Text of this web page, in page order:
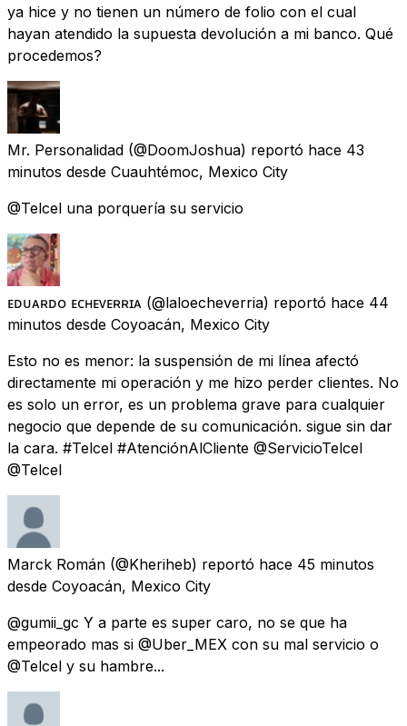
ya hice y no tienen un número de folio con el cual
hayan atendido la supuesta devolución a mi banco. Qué
procedemos?
Mr. Personalidad (@DoomJoshua) reportó hace 43
minutos desde Cuauhtémoc, Mexico City
@Telcel una porquería su servicio
ᴇᴅᴜᴀʀᴅᴏ ᴇᴄʜᴇᴠᴇʀʀɪᴀ (@laloecheverria) reportó hace 44
minutos desde Coyoacán, Mexico City
Esto no es menor: la suspensión de mi línea afectó
directamente mi operación y me hizo perder clientes. No
es solo un error, es un problema grave para cualquier
negocio que depende de su comunicación. sigue sin dar
la cara. #Telcel #AtenciónAlCliente @ServicioTelcel
@Telcel
Marck Román (@Kheriheb) reportó hace 45 minutos
desde Coyoacán, Mexico City
@gumii_gc Y a parte es super caro, no se que ha
empeorado mas si @Uber_MEX con su mal servicio o
@Telcel y su hambre...